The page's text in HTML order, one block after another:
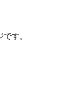
す。